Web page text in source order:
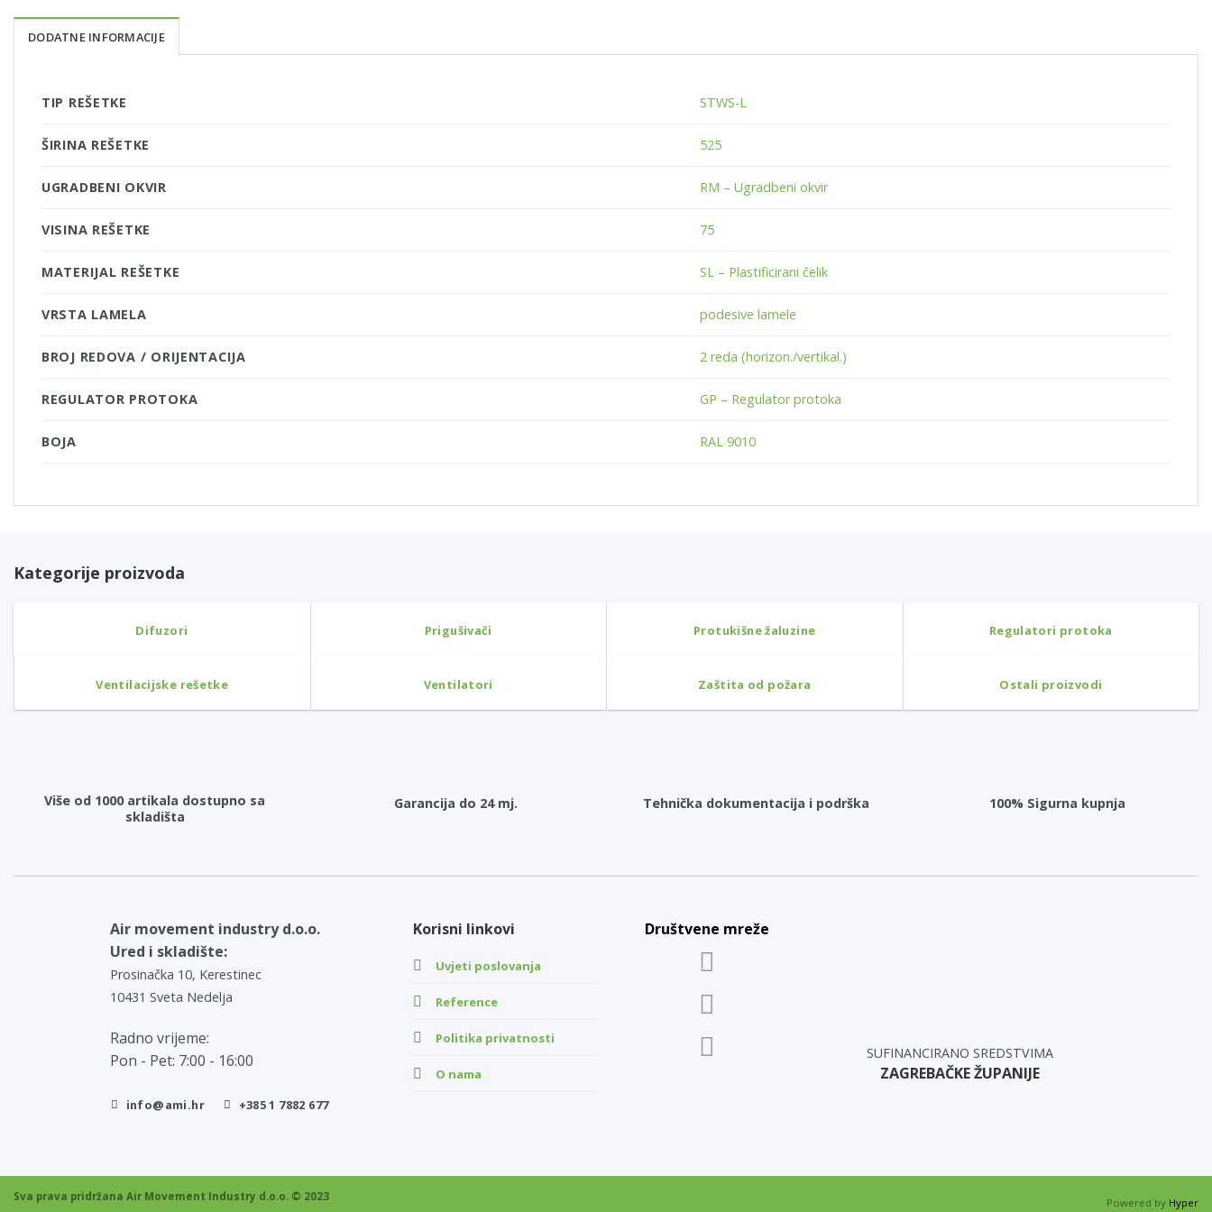
DODATNE INFORMACIJE
TIP REŠETKE STWS-L
ŠIRINA REŠETKE 525
UGRADBENI OKVIR RM – Ugradbeni okvir
VISINA REŠETKE 75
MATERIJAL REŠETKE SL – Plastificirani čelik
VRSTA LAMELA podesive lamele
BROJ REDOVA / ORIJENTACIJA 2 reda (horizon./vertikal.)
REGULATOR PROTOKA GP – Regulator protoka
BOJA RAL 9010
Kategorije proizvoda
Difuzori Prigušivači Protukišne žaluzine Regulatori protoka
Ventilacijske rešetke Ventilatori Zaštita od požara Ostali proizvodi
Više od 1000 artikala dostupno sa
skladišta
Garancija do 24 mj. Tehnička dokumentacija i podrška 100% Sigurna kupnja
Air movement industry d.o.o.
Ured i skladište:
Prosinačka 10, Kerestinec
10431 Sveta Nedelja
Radno vrijeme:
Pon - Pet: 7:00 - 16:00
info@ami.hr +385 1 7882 677
Korisni linkovi
Uvjeti poslovanja
Reference
Politika privatnosti
O nama
Društvene mreže
SUFINANCIRANO SREDSTVIMA
ZAGREBAČKE ŽUPANIJE
Powered by Hyper
Sva prava pridržana Air Movement Industry d.o.o. © 2023